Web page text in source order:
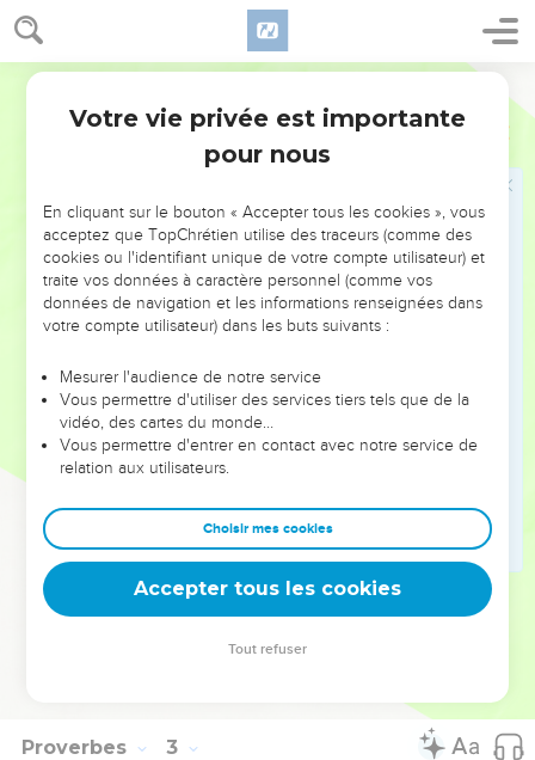
Proverbes 2
12 Pour te délivrer de la voie du mal, De l'homme qui tient
de marcher dans des chemins ténébreux,
Qui trouvent de la jouissance à faire le mal, Qui mettent
Qui suivent des sentiers détournés, Et qui prennent des
routes tortueuses ;
Pour te délivrer de la femme étrangère, De l'étrangère qui
emploie des paroles doucereuses,
l'alliance de son Dieu ;
Car sa maison penche vers la mort, Et sa route mène chez
les morts :
Aucun de ceux qui vont à elle ne revient, Et ne retrouve
les sentiers de la vie.
Tu marcheras ainsi dans la voie des gens de bien, Tu
garderas les sentiers des justes.
Car les hommes droits habiteront le pays, Les hommes
Proverbes 3
Votre vie privée est importante
pour nous
En cliquant sur le bouton « Accepter tous les cookies », vous
acceptez que TopChrétien utilise des traceurs (comme des
cookies ou l'identifiant unique de votre compte utilisateur) et
traite vos données à caractère personnel (comme vos
données de navigation et les informations renseignées dans
votre compte utilisateur) dans les buts suivants :
Mesurer l'audience de notre service
Vous permettre d'utiliser des services tiers tels que de la
vidéo, des cartes du monde…
Vous permettre d'entrer en contact avec notre service de
relation aux utilisateurs.
Choisir mes cookies
Accepter tous les cookies
Tout refuser